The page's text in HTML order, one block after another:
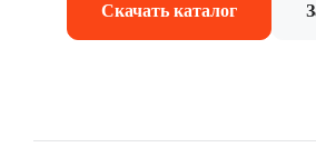
Скачать каталог